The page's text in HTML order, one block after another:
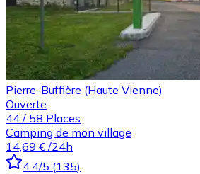
Pierre-Buffière (Haute Vienne)
Ouverte
44 / 58 Places
Camping de mon village
14,69 € /24h
4.4/5 (135)